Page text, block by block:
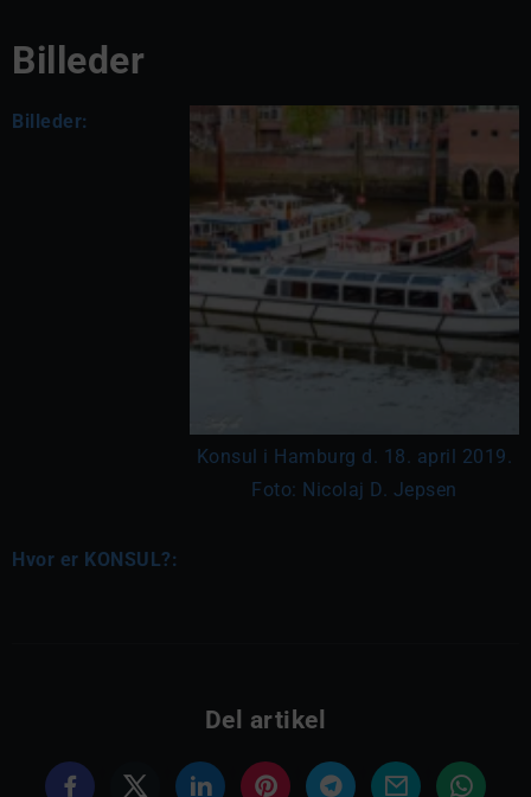
Billeder
Billeder:
Konsul i Hamburg d. 18. april 2019.
Foto: Nicolaj D. Jepsen
Hvor er KONSUL?:
Del artikel